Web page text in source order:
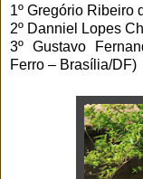
1º Gregório Ribeiro
2º Danniel Lopes
3º Gustavo
Ferro – Brasília/DF)